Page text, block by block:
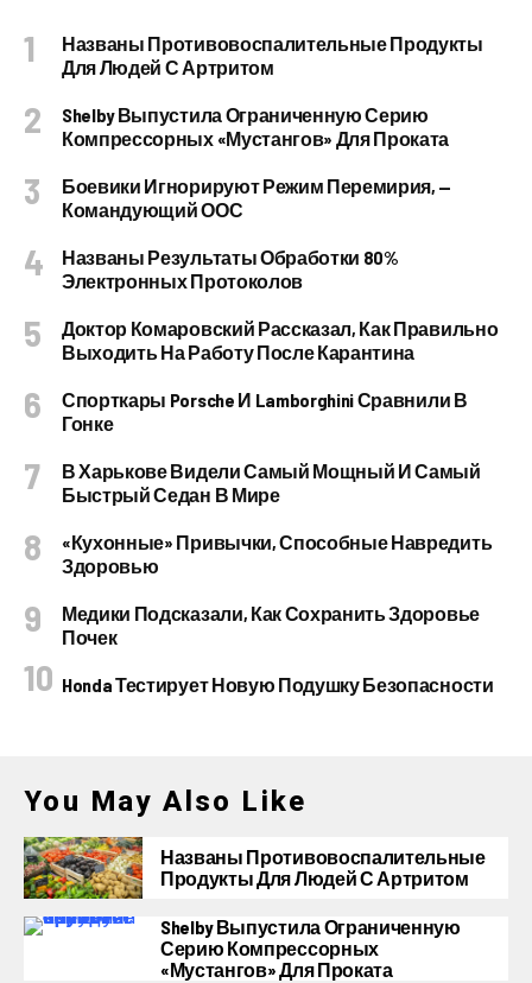
Названы Противовоспалительные Продукты
Для Людей С Артритом
Shelby Выпустила Ограниченную Серию
Компрессорных «Мустангов» Для Проката
Боевики Игнорируют Режим Перемирия, —
Командующий ООС
Названы Результаты Обработки 80%
Электронных Протоколов
Доктор Комаровский Рассказал, Как Правильно
Выходить На Работу После Карантина
Спорткары Porsche И Lamborghini Сравнили В
Гонке
В Харькове Видели Самый Мощный И Самый
Быстрый Седан В Мире
«Кухонные» Привычки, Способные Навредить
Здоровью
Медики Подсказали, Как Сохранить Здоровье
Почек
Honda Тестирует Новую Подушку Безопасности
You May Also Like
Названы Противовоспалительные
Продукты Для Людей С Артритом
Shelby Выпустила Ограниченную
Серию Компрессорных
«Мустангов» Для Проката